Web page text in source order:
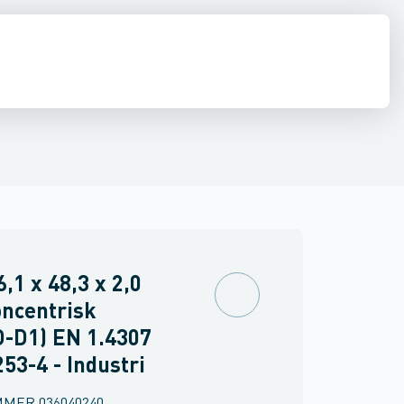
x 48,3 x 2,0
D1) EN 1.4307
4 - Industri